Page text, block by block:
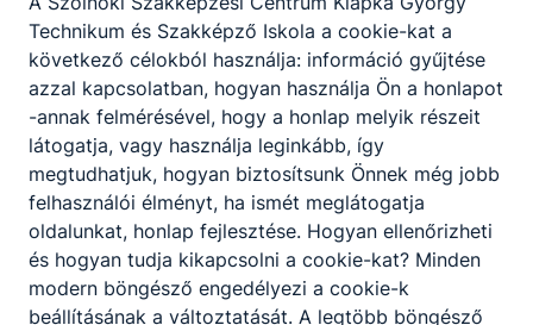
tekinthető a szakkör, érdeklődési kör, művészeti
csoport és egyszeri alkalomra alakult csoport. A
foglakozások előre meghatározott tematika
szerint zajlanak. A diákkör minimális létszáma 10
fő. Munkájuk anyagi feltételeit az iskola biztosítja,
ezért indításukhoz igazgatói engedélyre van
szükség. A diákkörök munkáját a tanulók által
felkért oktatók, szülők vagy külső szakemberek,
szakértők segíthetik. Valamennyi diákkör
képviselőt delegálhat a Diákönkormányzatba. Az
iskolai diákköröket a nevelési-oktatási
Technikum és Szakképző Iskola a cookie-kat a
következő célokból használja: információ gyűjtése
azzal kapcsolatban, hogyan használja Ön a honlapot
-annak felmérésével, hogy a honlap melyik részeit
látogatja, vagy használja leginkább, így
megtudhatjuk, hogyan biztosítsunk Önnek még jobb
felhasználói élményt, ha ismét meglátogatja
oldalunkat, honlap fejlesztése. Hogyan ellenőrizheti
és hogyan tudja kikapcsolni a cookie-kat? Minden
modern böngésző engedélyezi a cookie-k
beállításának a változtatását. A legtöbb böngésző